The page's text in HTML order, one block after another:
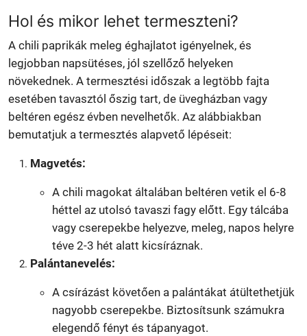
Hol és mikor lehet termeszteni?
A chili paprikák meleg éghajlatot igényelnek, és
legjobban napsütéses, jól szellőző helyeken
növekednek. A termesztési időszak a legtöbb fajta
esetében tavasztól őszig tart, de üvegházban vagy
beltéren egész évben nevelhetők. Az alábbiakban
bemutatjuk a termesztés alapvető lépéseit:
Magvetés:
A chili magokat általában beltéren vetik el 6-8
héttel az utolsó tavaszi fagy előtt. Egy tálcába
vagy cserepekbe helyezve, meleg, napos helyre
téve 2-3 hét alatt kicsíráznak.
Palántanevelés:
A csírázást követően a palántákat átültethetjük
nagyobb cserepekbe. Biztosítsunk számukra
elegendő fényt és tápanyagot.